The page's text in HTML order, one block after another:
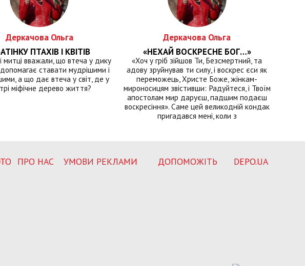
Деркачова Ольга
ПТАХІВ І КВІТІВ
митці вважали, що втеча у дику
ставати мудрішими і
а що дає втеча у світ, де у
міфічне дерево життя?
Деркачова Ольга
«НЕХАЙ ВОСКРЕСНЕ БОГ…»
«Хоч у гріб зійшов Ти, Безсмертний, та
адову зруйнував ти силу, і воскрес єси як
переможець, Христе Боже, жінкам-
мироносицям звістивши: Радуйтеся, і Твоїм
апостолам мир даруєш, падшим подаєш
воскресіння». Саме цей великодній кондак
пригадався мені, коли з
ПРО НАС УМОВИ РЕКЛАМИ ДОПОМОЖІТЬ DEPO.UA